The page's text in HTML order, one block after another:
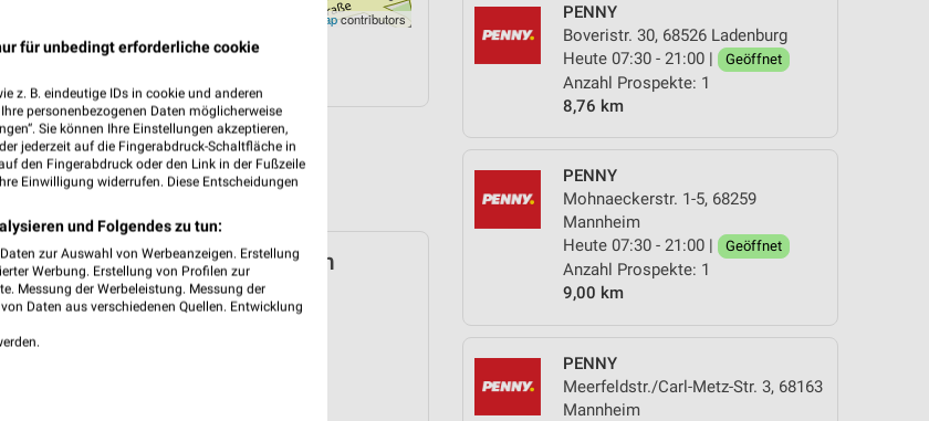
PENNY
Boveristr. 30, 68526 Ladenburg
Heute 07:30 - 21:00 |
Geöffnet
Anzahl Prospekte: 1
8,76 km
PENNY
Mohnaeckerstr. 1-5, 68259
Mannheim
Heute 07:30 - 21:00 |
Geöffnet
Anzahl Prospekte: 1
9,00 km
PENNY
Meerfeldstr./Carl-Metz-Str. 3, 68163
Mannheim
OpenStreetMapcontributors
für Brühl (Baden) ab Mo. den
08. Aug.
für unbedingt erforderliche cookie
z. B. eindeutige IDs in cookie und anderen
personenbezogenen Daten möglicherweise
Sie können Ihre Einstellungen akzeptieren,
jederzeit auf die Fingerabdruck-Schaltfläche in
den Fingerabdruck oder den Link in der Fußzeile
Einwilligung widerrufen. Diese Entscheidungen
und Folgendes zu tun:
zur Auswahl von Werbeanzeigen. Erstellung
Werbung. Erstellung von Profilen zur
Messung der Werbeleistung. Messung der
Daten aus verschiedenen Quellen. Entwicklung